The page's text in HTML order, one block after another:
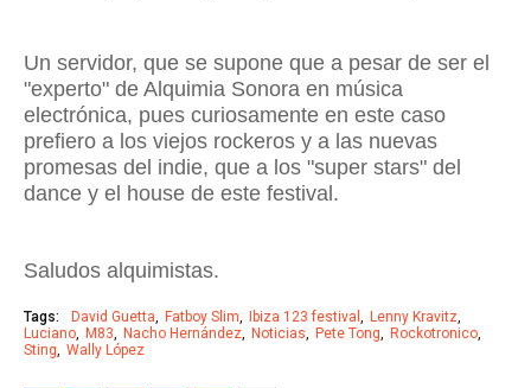
Un servidor, que se supone que a pesar de ser el
"experto" de Alquimia Sonora en música
electrónica, pues curiosamente en este caso
prefiero a los viejos rockeros y a las nuevas
promesas del indie, que a los "super stars" del
dance y el house de este festival.
Saludos alquimistas.
Tags: David Guetta Fatboy Slim Ibiza 123 festival
Lenny Kravitz
Luciano
M83 Nacho Hernández Noticias Pete Tong
Rockotronico
Sting
Wally López